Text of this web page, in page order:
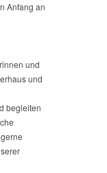
Anfang an
und
und
begleiten